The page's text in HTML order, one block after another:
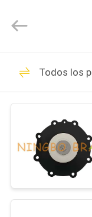
CASA
SOBRE
NOSOTROS
Hardware
Rights
del
Todos los